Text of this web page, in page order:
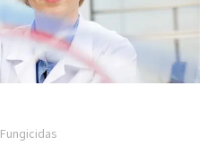
Fungicidas